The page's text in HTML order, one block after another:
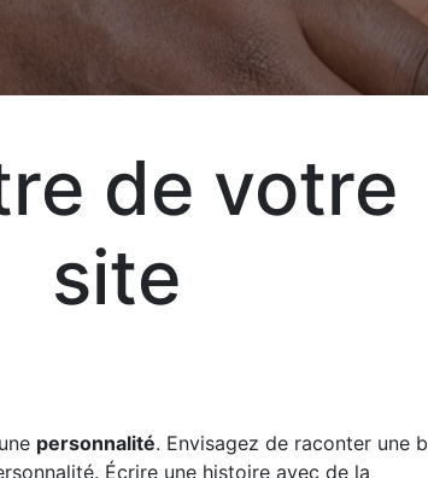
En
votre
de votre
site
personnalité. Envisagez de raconter une
Écrire une histoire avec de la